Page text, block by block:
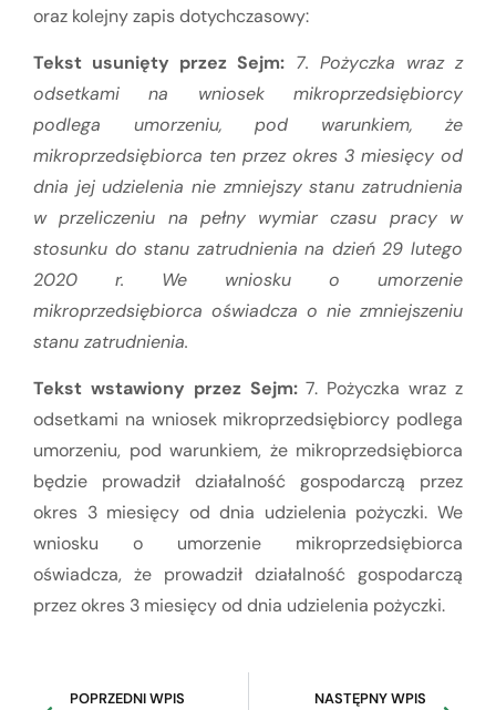
oraz kolejny zapis dotychczasowy:
Tekst usunięty przez Sejm: 7. Pożyczka wraz z
odsetkami na wniosek mikroprzedsiębiorcy
podlega umorzeniu, pod warunkiem, że
mikroprzedsiębiorca ten przez okres 3 miesięcy od
dnia jej udzielenia nie zmniejszy stanu zatrudnienia
w przeliczeniu na pełny wymiar czasu pracy w
stosunku do stanu zatrudnienia na dzień 29 lutego
2020 r. We wniosku o umorzenie
mikroprzedsiębiorca oświadcza o nie zmniejszeniu
stanu zatrudnienia.
Tekst wstawiony przez Sejm:7. Pożyczka wraz z
odsetkami na wniosek mikroprzedsiębiorcy podlega
umorzeniu, pod warunkiem, że mikroprzedsiębiorca
będzie prowadził działalność gospodarczą przez
okres 3 miesięcy od dnia udzielenia pożyczki. We
wniosku o umorzenie mikroprzedsiębiorca
oświadcza, że prowadził działalność gospodarczą
przez okres 3 miesięcy od dnia udzielenia pożyczki.
POPRZEDNI WPIS NASTĘPNY WPIS